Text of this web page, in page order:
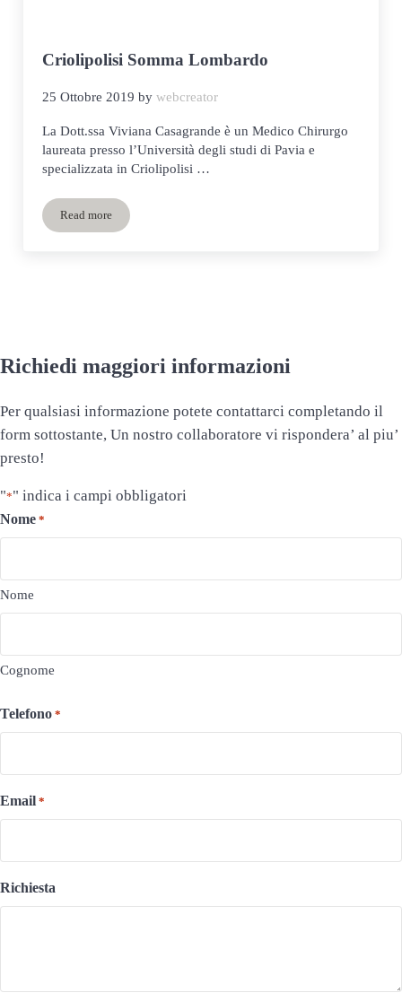
Criolipolisi Somma Lombardo
25 Ottobre 2019 bywebcreator
La Dott.ssa Viviana Casagrande è un Medico Chirurgo
laureata presso l’Università degli studi di Pavia e
specializzata in Criolipolisi …
Read moreCriolipolisi Somma Lombardo
Richiedi maggiori informazioni
Per qualsiasi informazione potete contattarci completando il
form sottostante, Un nostro collaboratore vi rispondera’ al piu’
presto!
"*" indica i campi obbligatori
Nome *
Nome
Cognome
Telefono *
Email *
Richiesta